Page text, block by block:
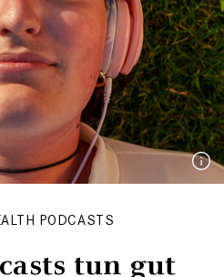
PODCASTS
tun gut